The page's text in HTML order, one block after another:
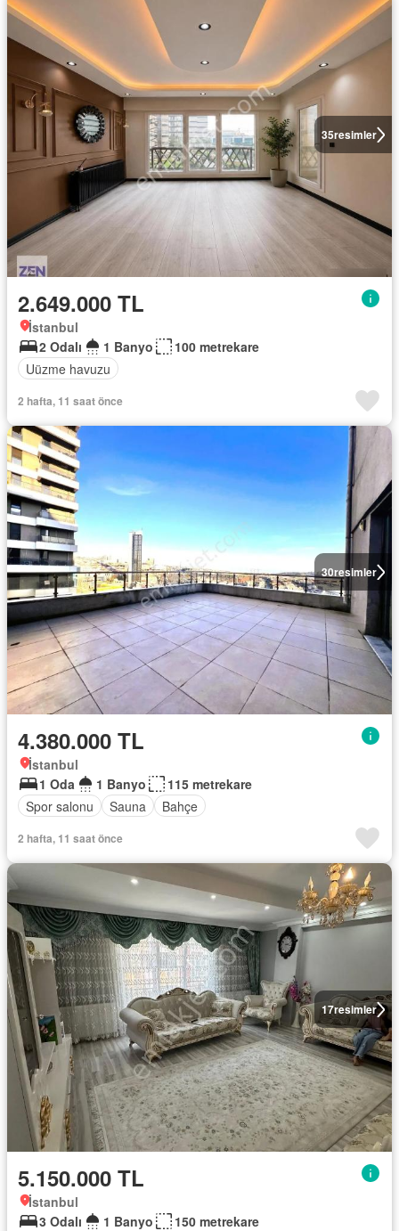
35resimler
2.649.000 TL
İstanbul
2 Odalı
1 Banyo
100 metrekare
Uüzme havuzu
2 hafta, 11 saat önce
30resimler
4.380.000 TL
İstanbul
1 Oda
1 Banyo
115 metrekare
Spor salonu
Sauna Bahçe
2 hafta, 11 saat önce
17resimler
5.150.000 TL
İstanbul
3 Odalı
1 Banyo 150 metrekare